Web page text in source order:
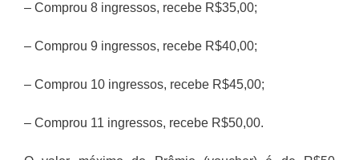
– Comprou 8 ingressos, recebe R$35,00;
– Comprou 9 ingressos, recebe R$40,00;
– Comprou 10 ingressos, recebe R$45,00;
– Comprou 11 ingressos, recebe R$50,00.